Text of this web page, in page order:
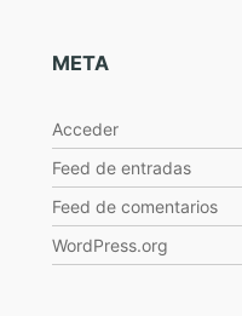
META
Acceder
Feed de entradas
Feed de comentarios
WordPress.org